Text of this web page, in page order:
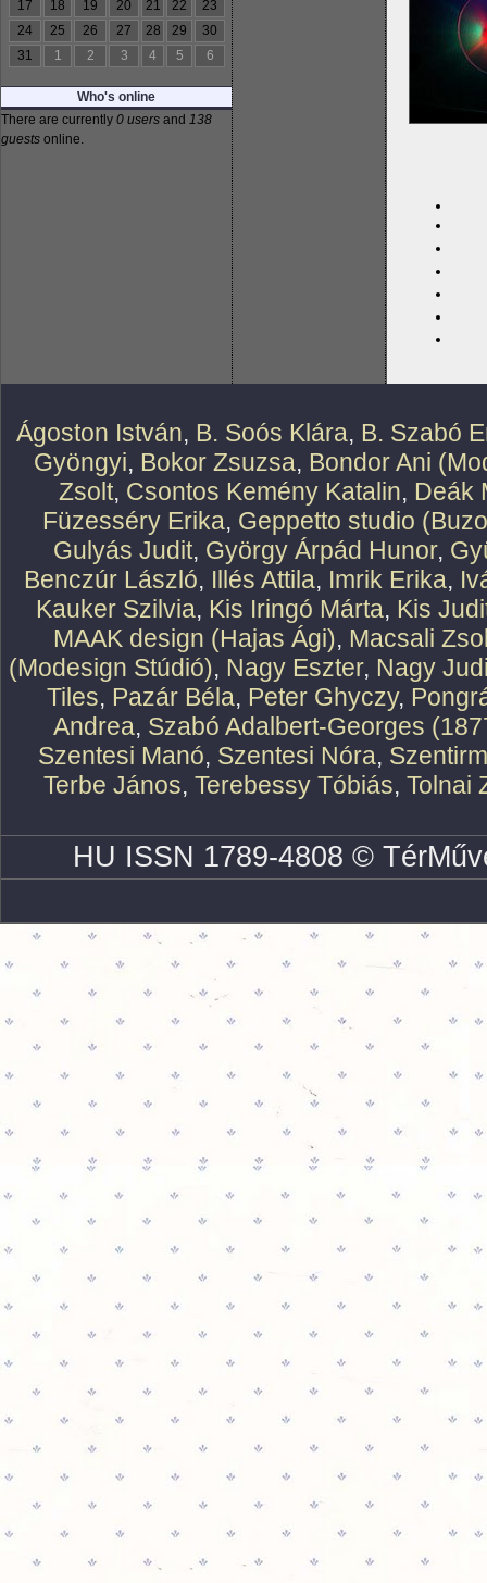
17
18 19 20 21 22
23
24
25 26 27 28 29
30
31
1 2 3 4 5 6
Who's online
There are currently 0 users and 138
guests online.
Ágoston István, B. Soós Klára, B. Szabó
Gyöngyi, Bokor Zsuzsa, Bondor Ani
Zsolt, Csontos Kemény Katalin, Deák
Füzesséry Erika, Geppetto studio
Gulyás Judit, György Árpád Hunor,
Benczúr László, Illés Attila, Imrik Erika,
Kauker Szilvia, Kis Iringó Márta, Kis
MAAK design (Hajas Ági), Macsali
(Modesign Stúdió), Nagy Eszter, Nagy
Tiles, Pazár Béla, Peter Ghyczy,
Andrea, Szabó Adalbert-Georges
Szentesi Manó, Szentesi Nóra,
Terbe János, Terebessy Tóbiás, Tolnai
HU ISSN 1789-4808 ©